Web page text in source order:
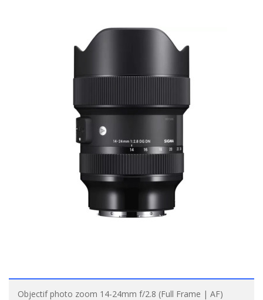
Objectif photo zoom 14-24mm f/2.8 (Full Frame | AF)